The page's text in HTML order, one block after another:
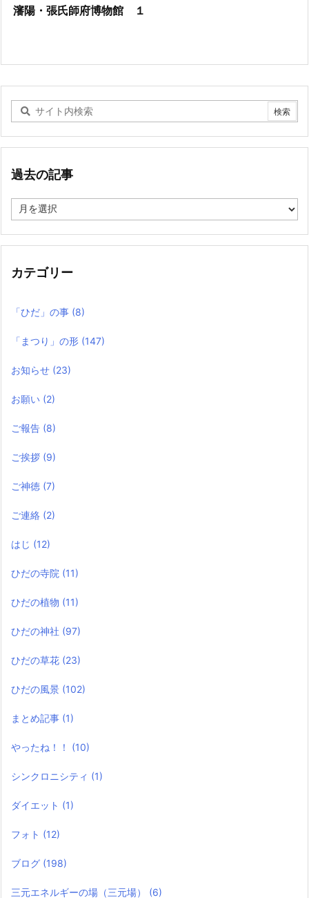
瀋陽・張氏師府博物館 １
過去の記事
去
記
カテゴリー
「ひだ」の事 (8)
「まつり」の形 (147)
お知らせ (23)
お願い (2)
ご報告 (8)
ご挨拶 (9)
ご神徳 (7)
ご連絡 (2)
はじ (12)
ひだの寺院 (11)
ひだの植物 (11)
ひだの神社 (97)
ひだの草花 (23)
ひだの風景 (102)
まとめ記事 (1)
やったね！！ (10)
シンクロニシティ (1)
ダイエット (1)
フォト (12)
ブログ (198)
三元エネルギーの場（三元場） (6)